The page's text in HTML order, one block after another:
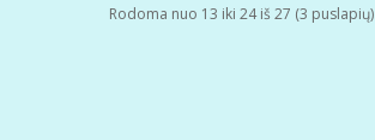
Rodoma nuo 13 iki 24 iš 27 (3 puslapių)